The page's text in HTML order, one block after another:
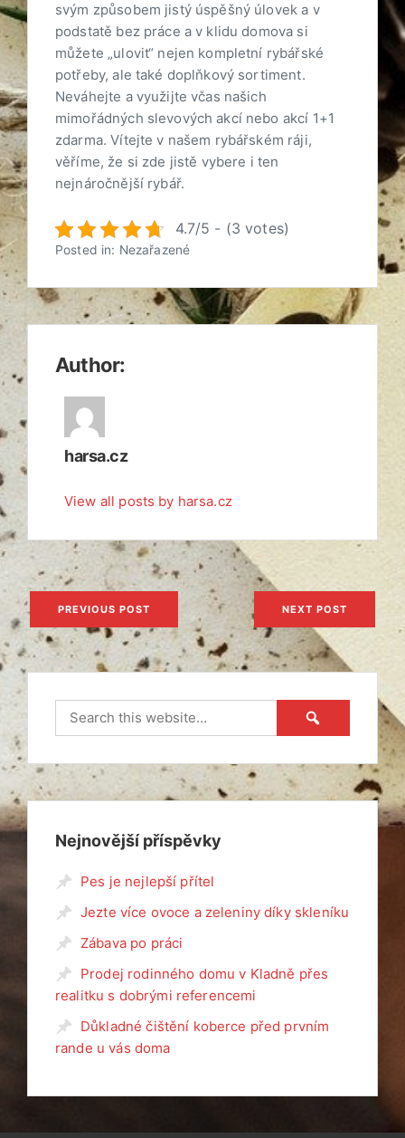
svým způsobem jistý úspěšný úlovek a v
podstatě bez práce a v klidu domova si
můžete „ulovit“ nejen kompletní rybářské
potřeby, ale také doplňkový sortiment.
Neváhejte a využijte včas našich
mimořádných slevových akcí nebo akcí 1+1
zdarma. Vítejte v našem rybářském ráji,
věříme, že si zde jistě vybere i ten
nejnáročnější rybář.
4.7/5 - (3 votes)
Posted in: Nezařazené
Author:
harsa.cz
View all posts by harsa.cz
Navigace
pro
příspěvek
PREVIOUS POST NEXT POST
Nejnovější příspěvky
Pes je nejlepší přítel
Jezte více ovoce a zeleniny díky skleníku
Zábava po práci
Prodej rodinného domu v Kladně přes
realitku s dobrými referencemi
Důkladné čištění koberce před prvním
rande u vás doma